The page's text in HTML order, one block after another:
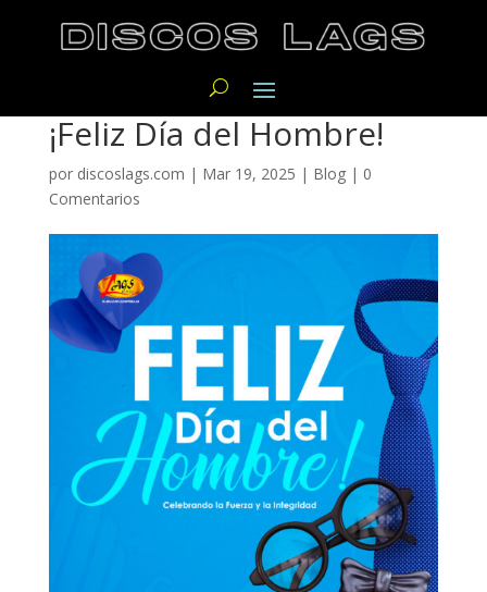
¡Feliz Día del Hombre!
por discoslags.com | Mar 19, 2025 | Blog| 0
Comentarios